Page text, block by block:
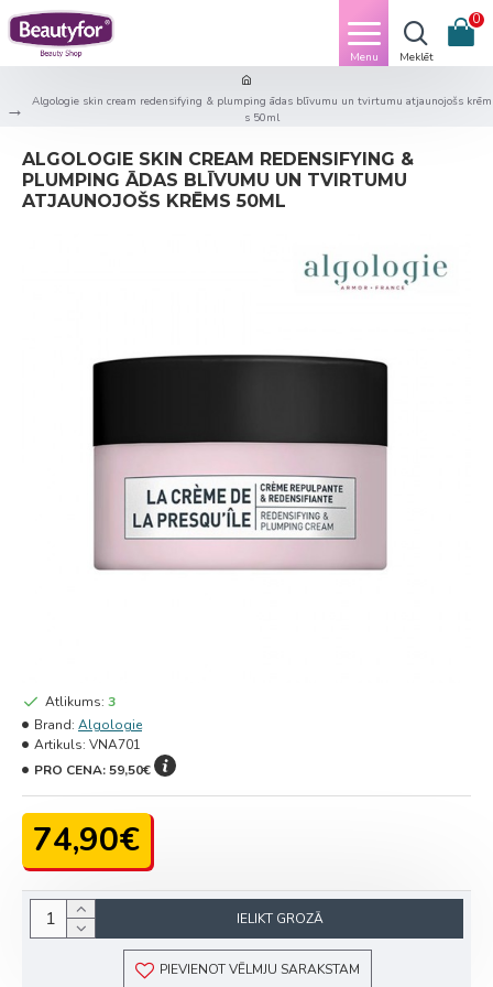
0
Algologie skin cream redensifying & plumping ādas blīvumu un tvirtumu atjaunojošs krēm
s 50ml
ALGOLOGIE SKIN CREAM REDENSIFYING &
PLUMPING ĀDAS BLĪVUMU UN TVIRTUMU
ATJAUNOJOŠS KRĒMS 50ML
74,90€
Atlikums: 3
Brand: Algologie
Artikuls: VNA701
PRO CENA:59,50€
IELIKT GROZĀ
PIEVIENOT VĒLMJU SARAKSTAM